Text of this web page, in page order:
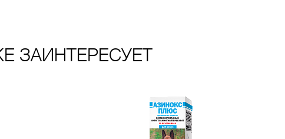
ЗАИНТЕРЕСУЕТ